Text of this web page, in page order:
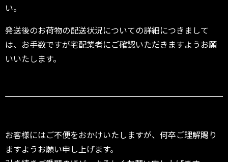
い。
発送後のお荷物の配送状況についての詳細につきまして
は、お手数ですが宅配業者にご確認いただきますようお願
いいたします。
お客様にはご不便をおかけいたしますが、何卒ご理解賜り
ますようお願い申し上げます。